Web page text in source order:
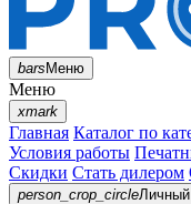
barsМеню
Меню
xmark
Главная Каталог по
Условия работы
Скидки Стать дилером
person_crop_circleЛичный